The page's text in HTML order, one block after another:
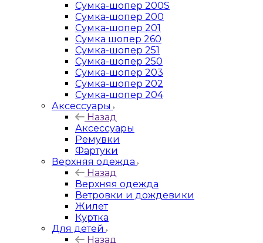
Сумка-шопер 200S
Сумка-шопер 200
Сумка-шопер 201
Сумка шопер 260
Сумка-шопер 251
Сумка-шопер 250
Сумка-шопер 203
Сумка-шопер 202
Сумка-шопер 204
Аксессуары
Назад
Аксессуары
Ремувки
Фартуки
Верхняя одежда
Назад
Верхняя одежда
Ветровки и дождевики
Жилет
Куртка
Для детей
Назад